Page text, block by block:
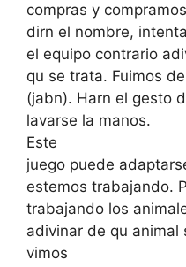
compras y
dirn el nombre,
el equipo contrario
qu se trata. Fuimos
(jabn). Harn el gesto
lavarse la manos.
Este
juego puede
estemos trabajando.
trabajando los
adivinar de qu animal
vimos